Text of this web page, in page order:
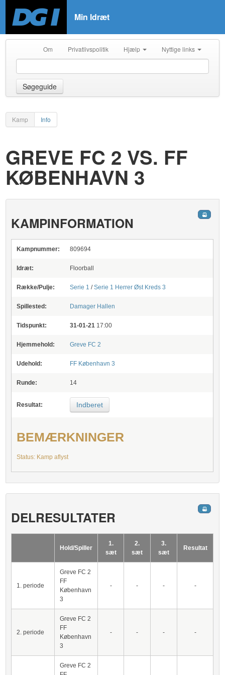
Min Idræt
Om Privatlivspolitik Hjælp Nyttige links
Søgeguide
Kamp Info
GREVE FC 2 VS. FF
KØBENHAVN 3
KAMPINFORMATION
Kampnummer: 809694
Idræt: Floorball
Række/Pulje: Serie 1 /Serie 1 Herrer Øst Kreds 3
Spillested: Damager Hallen
Tidspunkt: 31-01-21 17:00
Hjemmehold: Greve FC 2
Udehold: FF København 3
Runde: 14
Resultat: Indberet
BEMÆRKNINGER
Status: Kamp aflyst
DELRESULTATER
Hold/Spiller
1.
sæt
2.
sæt
3.
sæt
Resultat
1. periode
Greve FC 2
FF
København
3
- - - -
2. periode
Greve FC 2
FF
København
3
- - - -
Greve FC 2